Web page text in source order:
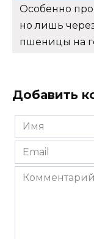
Особенно
но лишь
пшеницы на
Добавить
Имя
*
Email
*
Комментарий